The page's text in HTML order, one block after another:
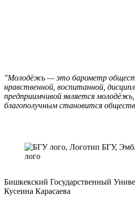
"Молодёжь — это барометр
нравственной, воспитанной,
предприимчивой является
благополучным становится
Бишкекский Государственный
Кусеина Карасаева